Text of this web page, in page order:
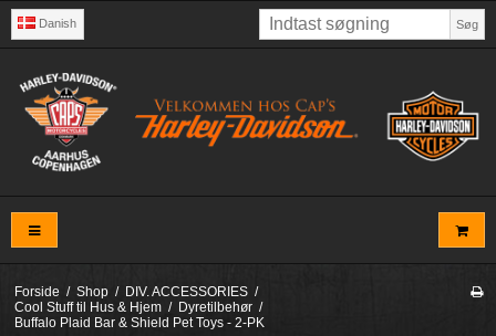
Danish Søg
Forside / Shop / DIV. ACCESSORIES /
Cool Stuff til Hus & Hjem / Dyretilbehør /
Buffalo Plaid Bar & Shield Pet Toys - 2-PK